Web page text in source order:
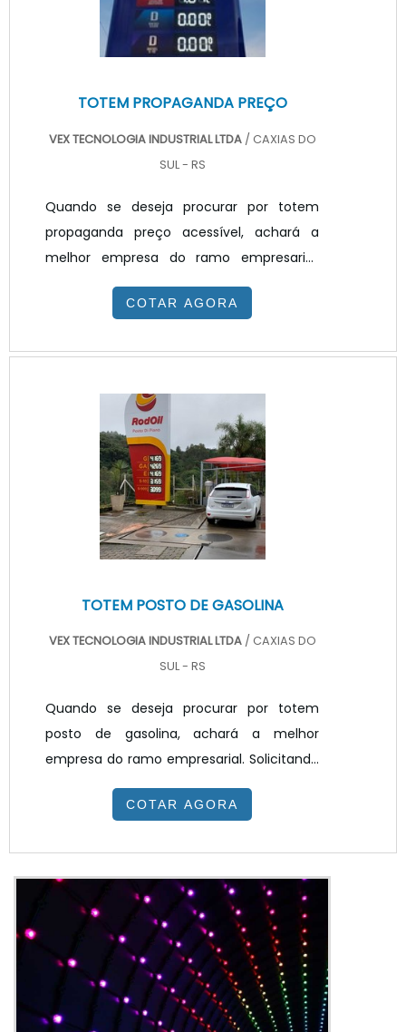
TOTEM PROPAGANDA PREÇO
VEX TECNOLOGIA INDUSTRIAL LTDA / CAXIAS DO
SUL - RS
Quando se deseja procurar por totem
propaganda preço acessível, achará a
melhor empresa do ramo empresarial.
Solicitando um orçamento na melhor
empresa do segmento e encontrando a
benefício.TOTEM PROPAGANDA PREÇO
totem propaganda preço justo e em uma
empresa transparente, vai até o site da
VEX Tecnologia. A empresa trabalha com
painel de LED para posto de combustível e
COTAR AGORA
TOTEM POSTO DE GASOLINA
VEX TECNOLOGIA INDUSTRIAL LTDA / CAXIAS DO
SUL - RS
Quando se deseja procurar por totem
posto de gasolina, achará a melhor
empresa do ramo empresarial. Solicitando
um orçamento na melhor empresa do
segmento e encontrando a melhor em
colaboradores da VEX Tecnologia é
possível encontrar precisão com produtos
eletrônicos de qualidade para controle e
automação de processos.MAIS SOBRE
TOTEM POSTO DE GASOLINAHá muit...
COTAR AGORA